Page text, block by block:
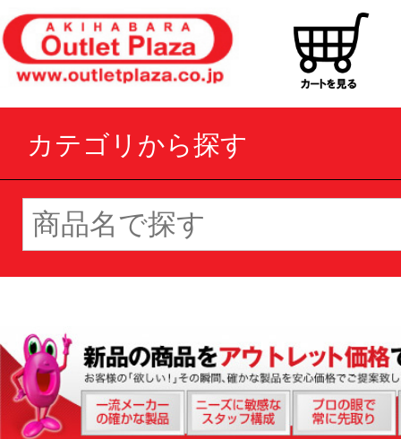
カテゴリから探す